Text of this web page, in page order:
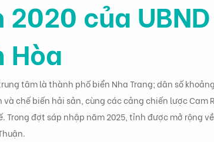
của
Hòa
tâm là thành phố biển Nha Trang; dân số
chế biến hải sản, cùng các cảng chiến lược Cam
Trong đợt sáp nhập năm 2025, tỉnh được mở rộng